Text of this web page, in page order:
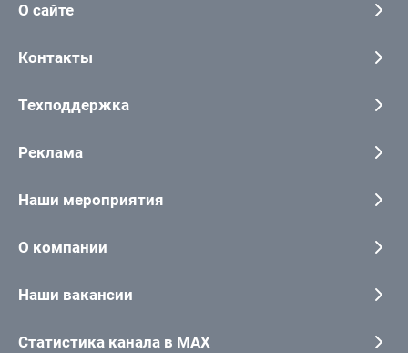
О сайте
Контакты
Техподдержка
Реклама
Наши мероприятия
О компании
Наши вакансии
Статистика канала в MAX